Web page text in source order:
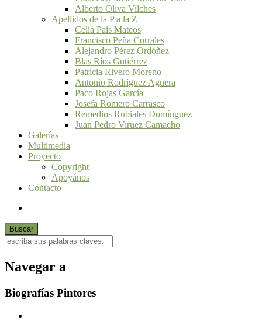
Alberto Oliva Vilches
Apellidos de la P a la Z
Celia Pais Mateos
Francisco Peña Corrales
Alejandro Pérez Ordóñez
Blas Ríos Gutiérrez
Patricia Rivero Moreno
Antonio Rodríguez Agüera
Paco Rojas García
Josefa Romero Carrasco
Remedios Rubiales Domínguez
Juan Pedro Viruez Camacho
Galerías
Multimedia
Proyecto
Copyright
Apoyános
Contacto
Navegar a
Biografías Pintores